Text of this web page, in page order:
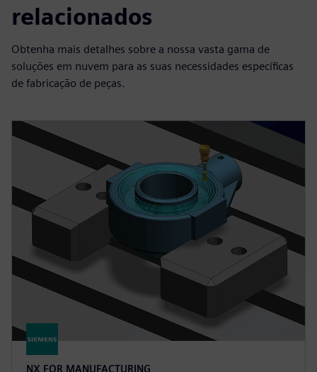
relacionados
Obtenha mais detalhes sobre a nossa vasta gama de
soluções em nuvem para as suas necessidades específicas
de fabricação de peças.
NX FOR MANUFACTURING